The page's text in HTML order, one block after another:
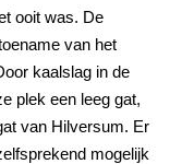
ooit was. De
van het
kaalslag in de
plek een leeg gat,
van Hilversum. Er
mogelijk